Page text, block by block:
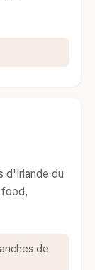
d'Irlande du
de